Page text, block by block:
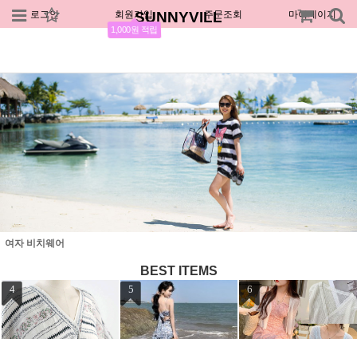
로그인 회원가입
1,000원 적립
주문조회 마이페이지
SUNNYVILL
여자 비치웨어
BEST ITEMS
7 8 9